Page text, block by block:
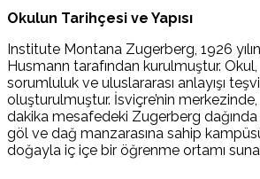
Okulun Tarihçesi ve Yapısı
Institute Montana Zugerberg, 1926
Husmann tarafından kurulmuştur.
sorumluluk ve uluslararası anlayışı
oluşturulmuştur. İsviçre’nin
dakika mesafedeki Zugerberg dağında
göl ve dağ manzarasına sahip
doğayla iç içe bir öğrenme ortamı